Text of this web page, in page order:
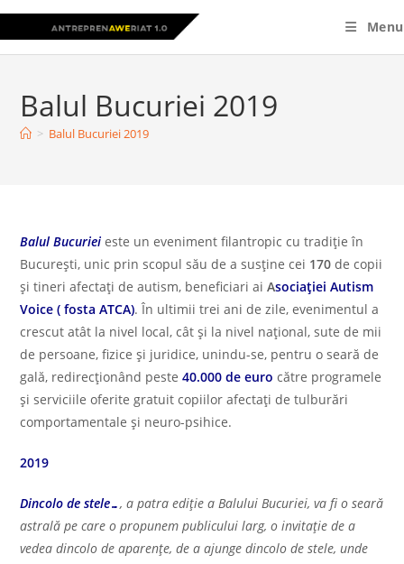
Skip
content
Menu
Balul Bucuriei 2019
> Balul Bucuriei 2019
Balul Bucuriei este un eveniment filantropic cu tradiție în
București, unic prin scopul său de a susține cei 170 de copii
și tineri afectați de autism, beneficiari ai Asociației Autism
Voice ( fosta ATCA). În ultimii trei ani de zile, evenimentul a
crescut atât la nivel local, cât și la nivel național, sute de mii
de persoane, fizice și juridice, unindu-se, pentru o seară de
gală, redirecționând peste40.000 de euro către programele
și serviciile oferite gratuit copiilor afectați de tulburări
comportamentale și neuro-psihice.
2019
Dincolo de stele…, a patra ediție a Balului Bucuriei, va fi o seară
astrală pe care o propunem publicului larg, o invitație de a
vedea dincolo de aparențe, de a ajunge dincolo de stele, unde